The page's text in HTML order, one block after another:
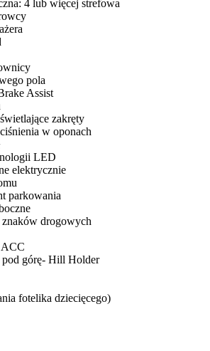
4 lub więcej strefowa
pola
Assist
zakręty
w oponach
LED
elektrycznie
parkowania
znaków drogowych
ACC
pod górę- Hill Holder
fotelika dziecięcego)